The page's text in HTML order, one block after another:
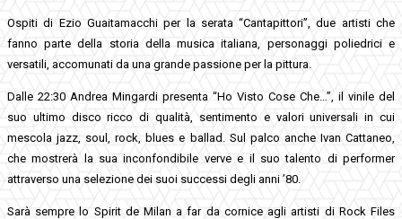
Ospiti di Ezio Guaitamacchi per la serata “Cantapittori”, due artisti che
fanno parte della storia della musica italiana, personaggi poliedrici e
versatili, accomunati da una grande passione per la pittura.
Dalle 22:30 Andrea Mingardi presenta “Ho Visto Cose Che…”, il vinile del
suo ultimo disco ricco di qualità, sentimento e valori universali in cui
mescola jazz, soul, rock, blues e ballad. Sul palco anche Ivan Cattaneo,
che mostrerà la sua inconfondibile verve e il suo talento di performer
attraverso una selezione dei suoi successi degli anni ’80.
Sarà sempre lo Spirit de Milan a far da cornice agli artisti di Rock Files